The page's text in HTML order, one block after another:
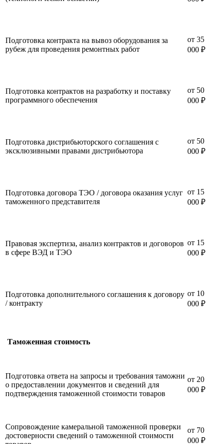
Подготовка контракта на вывоз оборудования за
рубеж для проведения ремонтных работ
от 35
000 ₽
Подготовка контрактов на разработку и поставку
программного обеспечения
от 50
000 ₽
Подготовка дистрибьюторского соглашения с
эксклюзивными правами дистрибьютора
от 50
000 ₽
Подготовка договора ТЭО / договора оказания услуг
таможенного представителя
от 15
000 ₽
Правовая экспертиза, анализ контрактов и договоров
в сфере ВЭД и ТЭО
от 15
000 ₽
Подготовка дополнительного соглашения к договору
/ контракту
от 10
000 ₽
Таможенная стоимость
Подготовка ответа на запросы и требования таможни
о предоставлении документов и сведений для
подтверждения таможенной стоимости товаров
от 20
000 ₽
Сопровождение камеральной таможенной проверки
достоверности сведений о таможенной стоимости
от 70
000 ₽